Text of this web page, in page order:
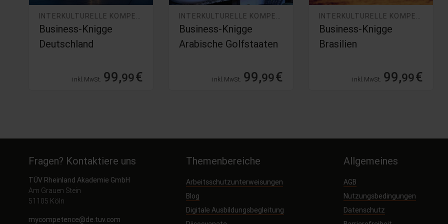
Business-Knigge
Deutschland
inkl. MwSt. 99,99€
Business-Knigge
Arabische Golfstaaten
inkl. MwSt. 99,99€
Business-Knigge
Brasilien
inkl. MwSt. 99,99€
Fragen? Kontaktiere uns
TÜV Rheinland Akademie GmbH
Am Grauen Stein
51105 Köln
mycompetence@de.tuv.com
Themenbereiche
Arbeitsschutzunterweisungen
Blog
Digitale Ausbildungsbegleitung
Allgemeines
AGB
Nutzungsbedingungen
Datenschutz